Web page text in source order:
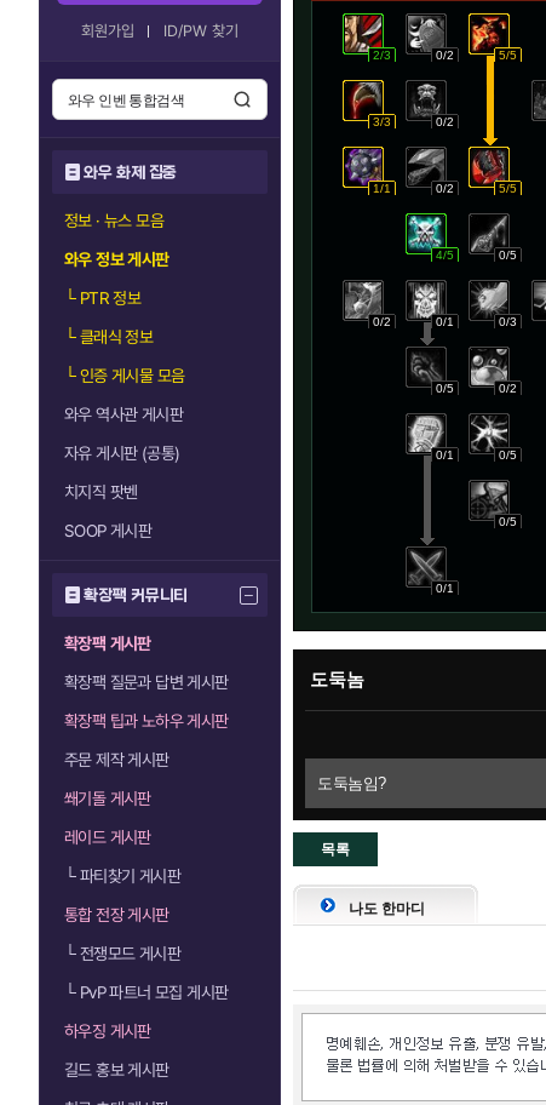
회원가입 ID/PW 찾기
와우 화제 집중
정보 · 뉴스 모음
와우 정보 게시판
└PTR 정보
└클래식 정보
└인증 게시물 모음
와우 역사관 게시판
자유 게시판 (공통)
치지직 팟벤
SOOP 게시판
확장팩 커뮤니티
확장팩 게시판
확장팩 질문과 답변 게시판
확장팩 팁과 노하우 게시판
주문 제작 게시판
쐐기돌 게시판
레이드 게시판
└파티찾기 게시판
통합 전장 게시판
└전쟁모드 게시판
└PvP 파트너 모집 게시판
하우징 게시판
길드 홍보 게시판
2/3 0/2 5/5
3/3 0/2
1/1 0/2 5/5
4/5 0/5
0/2 0/1 0/3
0/5 0/2
0/1 0/5
0/5
0/1
도둑놈
도둑놈임?
목록
으로
나도 한마디